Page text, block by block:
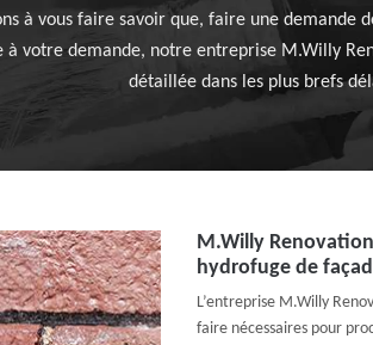
à vous faire savoir que, faire une demande
à votre demande, notre entreprise M.Willy
détaillée dans les plus brefs
M.Willy
hydrofuge de
L’entreprise M.Willy
faire nécessaires pour